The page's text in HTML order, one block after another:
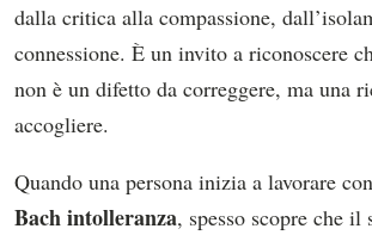
dalla critica alla compassione,
connessione. È un invito a riconoscere
non è un difetto da correggere, ma una
accogliere.
Quando una persona inizia a lavorare con
Bach intolleranza, spesso scopre che